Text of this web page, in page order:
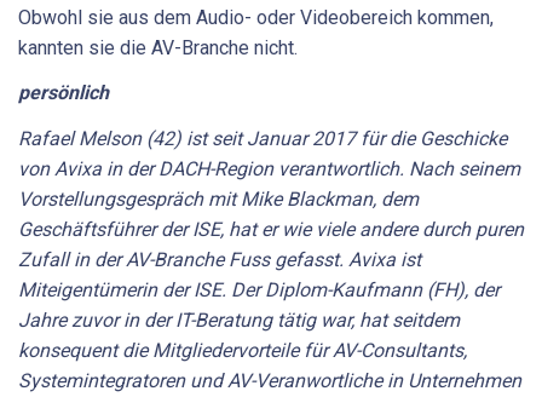
Obwohl sie aus dem Audio- oder Videobereich kommen,
kannten sie die AV-Branche nicht.
persönlich
Rafael Melson (42) ist seit Januar 2017 für die Geschicke
von Avixa in der DACH-Region verantwortlich. Nach seinem
Vorstellungsgespräch mit Mike Blackman, dem
Geschäftsführer der ISE, hat er wie viele andere durch puren
Zufall in der AV-Branche Fuss gefasst. Avixa ist
Miteigentümerin der ISE. Der Diplom-Kaufmann (FH), der
Jahre zuvor in der IT-Beratung tätig war, hat seitdem
konsequent die Mitgliedervorteile für AV-Consultants,
Systemintegratoren und AV-Veranwortliche in Unternehmen